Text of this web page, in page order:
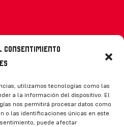
consentimiento
utilizamos tecnologías como las
a la información del dispositivo. El
nos permitirá procesar datos como
o las identificaciones únicas en este
puede afectar